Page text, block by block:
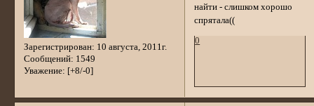
Зарегистрирован: 10 августа, 2011г.
Сообщений: 1549
Уважение: [+8/-0]
найти - слишком хорошо
спрятала((
0